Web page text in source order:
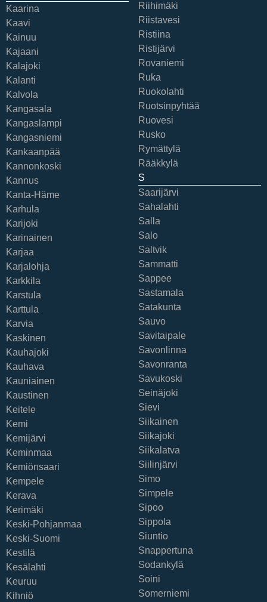
Kaarina
Kaavi
Kainuu
Kajaani
Kalajoki
Kalanti
Kalvola
Kangasala
Kangaslampi
Kangasniemi
Kankaanpää
Kannonkoski
Kannus
Kanta-Häme
Karhula
Karijoki
Karinainen
Karjaa
Karjalohja
Karkkila
Karstula
Karttula
Karvia
Kaskinen
Kauhajoki
Kauhava
Kauniainen
Kaustinen
Keitele
Kemi
Kemijärvi
Keminmaa
Kemiönsaari
Kempele
Kerava
Kerimäki
Keski-Pohjanmaa
Keski-Suomi
Kestilä
Kesälahti
Keuruu
Kihniö
Riihimäki
Riistavesi
Ristiina
Ristijärvi
Rovaniemi
Ruka
Ruokolahti
Ruotsinpyhtää
Ruovesi
Rusko
Rymättylä
Rääkkylä
S
Saarijärvi
Sahalahti
Salla
Salo
Saltvik
Sammatti
Sappee
Sastamala
Satakunta
Sauvo
Savitaipale
Savonlinna
Savonranta
Savukoski
Seinäjoki
Sievi
Siikainen
Siikajoki
Siikalatva
Siilinjärvi
Simo
Simpele
Sipoo
Sippola
Siuntio
Snappertuna
Sodankylä
Soini
Somerniemi